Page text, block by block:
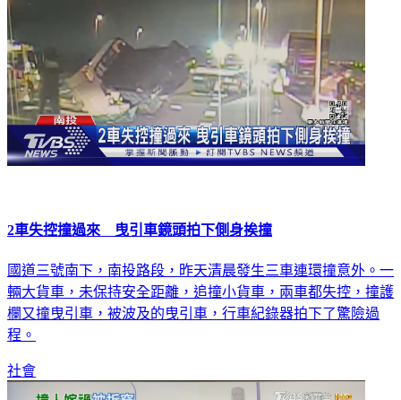
2車失控撞過來 曳引車鏡頭拍下側身挨撞
國道三號南下，南投路段，昨天清晨發生三車連環撞意外。一
輛大貨車，未保持安全距離，追撞小貨車，兩車都失控，撞護
欄又撞曳引車，被波及的曳引車，行車紀錄器拍下了驚險過
程。
社會